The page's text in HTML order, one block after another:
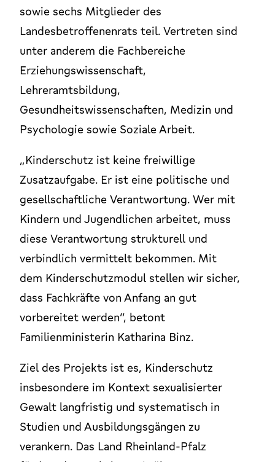
sowie sechs Mitglieder des
Landesbetroffenenrats teil. Vertreten sind
unter anderem die Fachbereiche
Erziehungswissenschaft,
Lehreramtsbildung,
Gesundheitswissenschaften, Medizin und
Psychologie sowie Soziale Arbeit.
„Kinderschutz ist keine freiwillige
Zusatzaufgabe. Er ist eine politische und
gesellschaftliche Verantwortung. Wer mit
Kindern und Jugendlichen arbeitet, muss
diese Verantwortung strukturell und
verbindlich vermittelt bekommen. Mit
dem Kinderschutzmodul stellen wir sicher,
dass Fachkräfte von Anfang an gut
vorbereitet werden“, betont
Familienministerin Katharina Binz.
Ziel des Projekts ist es, Kinderschutz
insbesondere im Kontext sexualisierter
Gewalt langfristig und systematisch in
Studien und Ausbildungsgängen zu
verankern. Das Land Rheinland-Pfalz